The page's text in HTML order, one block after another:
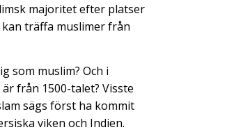
majoritet efter platser
träffa muslimer från
som muslim? Och i
från 1500-talet? Visste
sägs först ha kommit
viken och Indien.